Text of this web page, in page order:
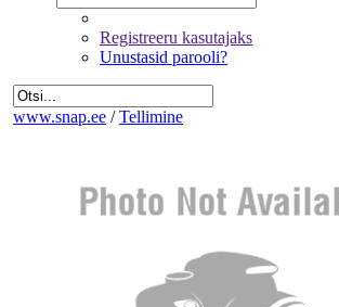
Registreeru kasutajaks
Unustasid parooli?
www.snap.ee / Tellimine
Kogus:
Paberi tüüp: